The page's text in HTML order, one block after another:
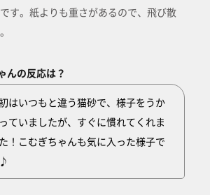
す。紙よりも重さがあるので、飛び散
んの反応は？
はいつもと違う猫砂で、様子をうか
ていましたが、すぐに慣れてくれま
！こむぎちゃんも気に入った様子で